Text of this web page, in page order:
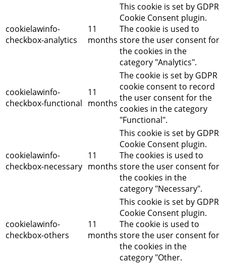
cookielawinfo-
checkbox-analytics
11
months
This cookie is set by GDPR
Cookie Consent plugin.
The cookie is used to
store the user consent for
the cookies in the
category "Analytics".
cookielawinfo-
checkbox-functional
11
months
The cookie is set by GDPR
cookie consent to record
the user consent for the
cookies in the category
"Functional".
cookielawinfo-
checkbox-necessary
11
months
This cookie is set by GDPR
Cookie Consent plugin.
The cookies is used to
store the user consent for
the cookies in the
category "Necessary".
cookielawinfo-
checkbox-others
11
months
This cookie is set by GDPR
Cookie Consent plugin.
The cookie is used to
store the user consent for
the cookies in the
category "Other.